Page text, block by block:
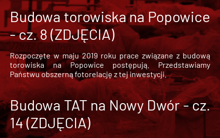
Budowa torowiska na Popowice
- cz. 8 (ZDJĘCIA)
Rozpoczęte w maju 2019 roku prace związane z budową
torowiska na Popowice
postępują. Przedstawiamy
Państwu obszerną fotorelację z tej inwestycji.
Budowa TAT na Nowy Dwór - cz.
14 (ZDJĘCIA)